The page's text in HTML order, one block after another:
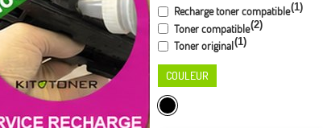
Recharge toner compatible(1)
Toner compatible(2)
Toner original(1)
COULEUR